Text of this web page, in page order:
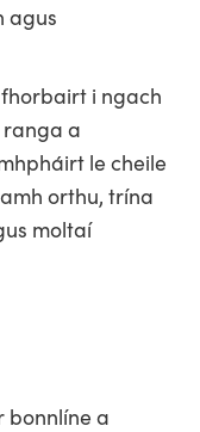
agus
i ngach
ranga a
le cheile
orthu, trína
moltaí
bonnlíne a